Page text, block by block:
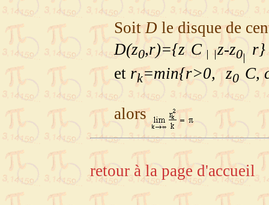
SoitD le disque de
D(z0,r)={z C z-z0
r}
et rk=min{r>0, z0 C,
alors
retour à la page d'accueil